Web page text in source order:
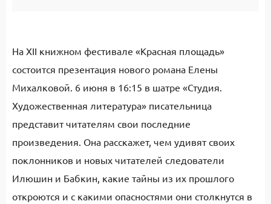
На XII книжном фестивале «Красная площадь»
состоится презентация нового романа Елены
Михалковой. 6 июня в 16:15 в шатре «Студия.
Художественная литература» писательница
представит читателям свои последние
произведения. Она расскажет, чем удивят своих
поклонников и новых читателей следователи
Илюшин и Бабкин, какие тайны из их прошлого
откроются и с какими опасностями они столкнутся в